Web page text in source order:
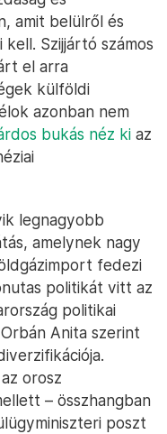
amit belülről és
Szijjártó számos
el arra
külföldi
azonban nem
bukás néz ki az
legnagyobb
amelynek nagy
fedezi
politikát vitt az
politikai
Anita szerint
orosz
– összhangban
poszt